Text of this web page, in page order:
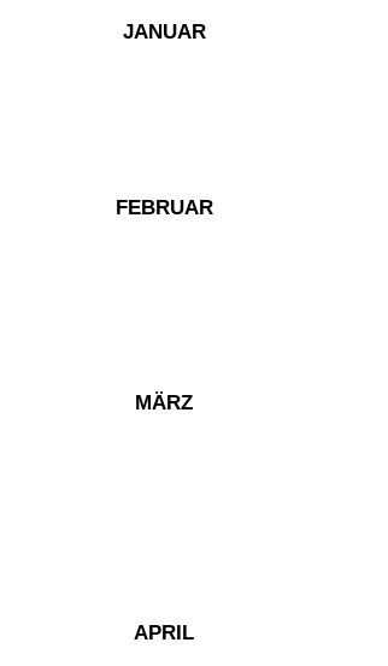
JANUAR
FEBRUAR
MÄRZ
APRIL